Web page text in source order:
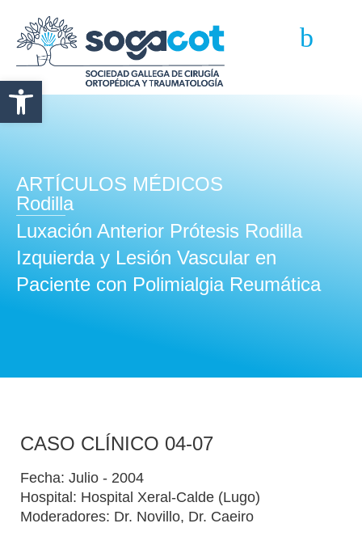
Abrir barra de herramientas
ARTÍCULOS MÉDICOS
Rodilla
Luxación Anterior Prótesis Rodilla
Izquierda y Lesión Vascular en
Paciente con Polimialgia Reumática
CASO CLÍNICO 04-07
Fecha: Julio - 2004
Hospital: Hospital Xeral-Calde (Lugo)
Moderadores: Dr. Novillo, Dr. Caeiro